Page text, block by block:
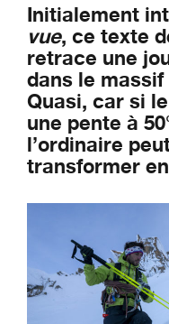
Initialement
vue, ce texte
retrace une
dans le
Quasi, car si
une pente à
l’ordinaire
transformer